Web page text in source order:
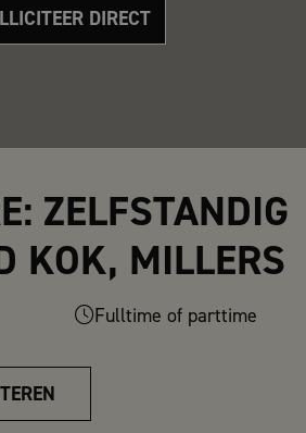
DIRECT
ZELFSTANDIG
KOK, MILLERS
Fulltime of parttime